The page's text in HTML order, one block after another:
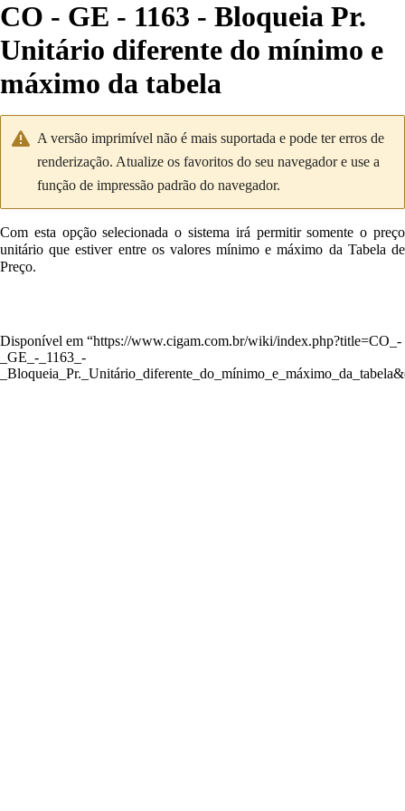
CO - GE - 1163 - Bloqueia Pr.
Unitário diferente do mínimo e
máximo da tabela
A versão imprimível não é mais suportada e pode ter erros de
renderização. Atualize os favoritos do seu navegador e use a
função de impressão padrão do navegador.
Com esta opção selecionada o sistema irá permitir somente o preço
unitário que estiver entre os valores mínimo e máximo da Tabela de
Preço.
Disponível em “https://www.cigam.com.br/wiki/index.php?title=CO_-
_GE_-_1163_-